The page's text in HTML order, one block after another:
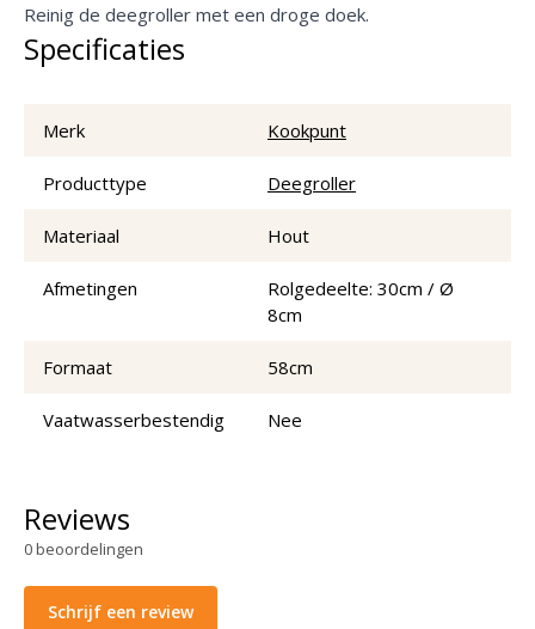
Reinig de deegroller met een droge doek.
Specificaties
Merk Kookpunt
Producttype Deegroller
Materiaal Hout
Afmetingen
Rolgedeelte: 30cm / Ø
8cm
Formaat 58cm
Vaatwasserbestendig Nee
Reviews
0beoordelingen
Schrijf een review